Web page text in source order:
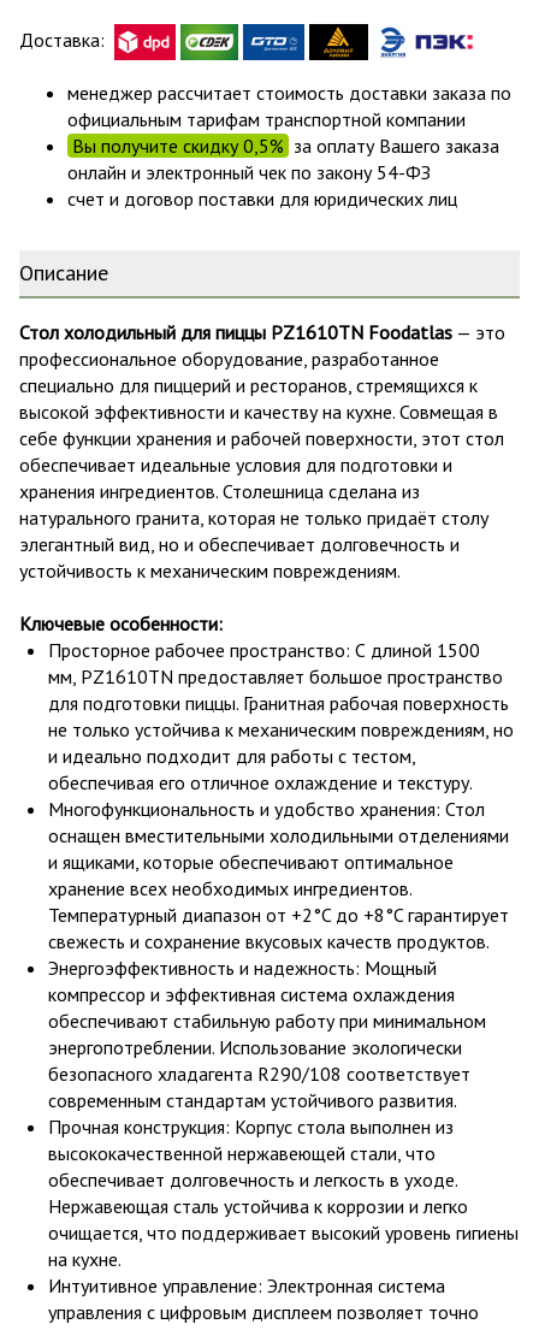
Доставка:
менеджер рассчитает стоимость доставки заказа по
официальным тарифам транспортной компании
Вы получите скидку 0,5% за оплату Вашего заказа
онлайн и электронный чек по закону 54-ФЗ
счет и договор поставки для юридических лиц
Описание
Стол холодильный для пиццы PZ1610TN Foodatlas — это
профессиональное оборудование, разработанное
специально для пиццерий и ресторанов, стремящихся к
высокой эффективности и качеству на кухне. Совмещая в
себе функции хранения и рабочей поверхности, этот стол
обеспечивает идеальные условия для подготовки и
хранения ингредиентов. Столешница сделана из
натурального гранита, которая не только придаёт столу
элегантный вид, но и обеспечивает долговечность и
устойчивость к механическим повреждениям.
Ключевые особенности:
Просторное рабочее пространство: С длиной 1500
мм, PZ1610TN предоставляет большое пространство
для подготовки пиццы. Гранитная рабочая поверхность
не только устойчива к механическим повреждениям, но
и идеально подходит для работы с тестом,
обеспечивая его отличное охлаждение и текстуру.
Многофункциональность и удобство хранения: Стол
оснащен вместительными холодильными отделениями
и ящиками, которые обеспечивают оптимальное
хранение всех необходимых ингредиентов.
Температурный диапазон от +2°C до +8°C гарантирует
свежесть и сохранение вкусовых качеств продуктов.
Энергоэффективность и надежность: Мощный
компрессор и эффективная система охлаждения
обеспечивают стабильную работу при минимальном
энергопотреблении. Использование экологически
безопасного хладагента R290/108 соответствует
современным стандартам устойчивого развития.
Прочная конструкция: Корпус стола выполнен из
высококачественной нержавеющей стали, что
обеспечивает долговечность и легкость в уходе.
Нержавеющая сталь устойчива к коррозии и легко
очищается, что поддерживает высокий уровень гигиены
на кухне.
Интуитивное управление: Электронная система
управления с цифровым дисплеем позволяет точно